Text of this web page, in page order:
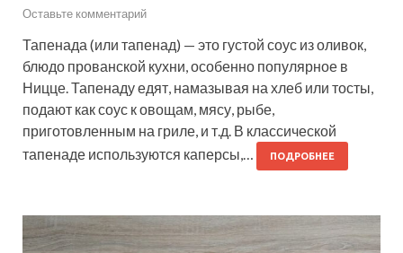
Оставьте комментарий
Тапенада (или тапенад) — это густой соус из оливок,
блюдо прованской кухни, особенно популярное в
Ницце. Тапенаду едят, намазывая на хлеб или тосты,
подают как соус к овощам, мясу, рыбе,
приготовленным на гриле, и т.д. В классической
тапенаде используются каперсы,…
ПОДРОБНЕЕ